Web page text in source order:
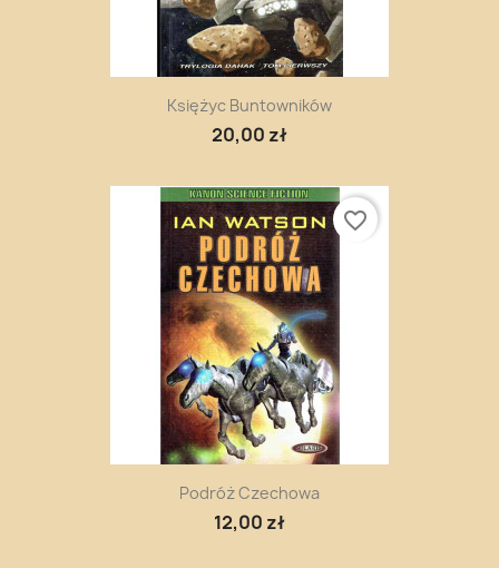
Księżyc Buntowników
20,00 zł
Podróż Czechowa
12,00 zł
favorite_border